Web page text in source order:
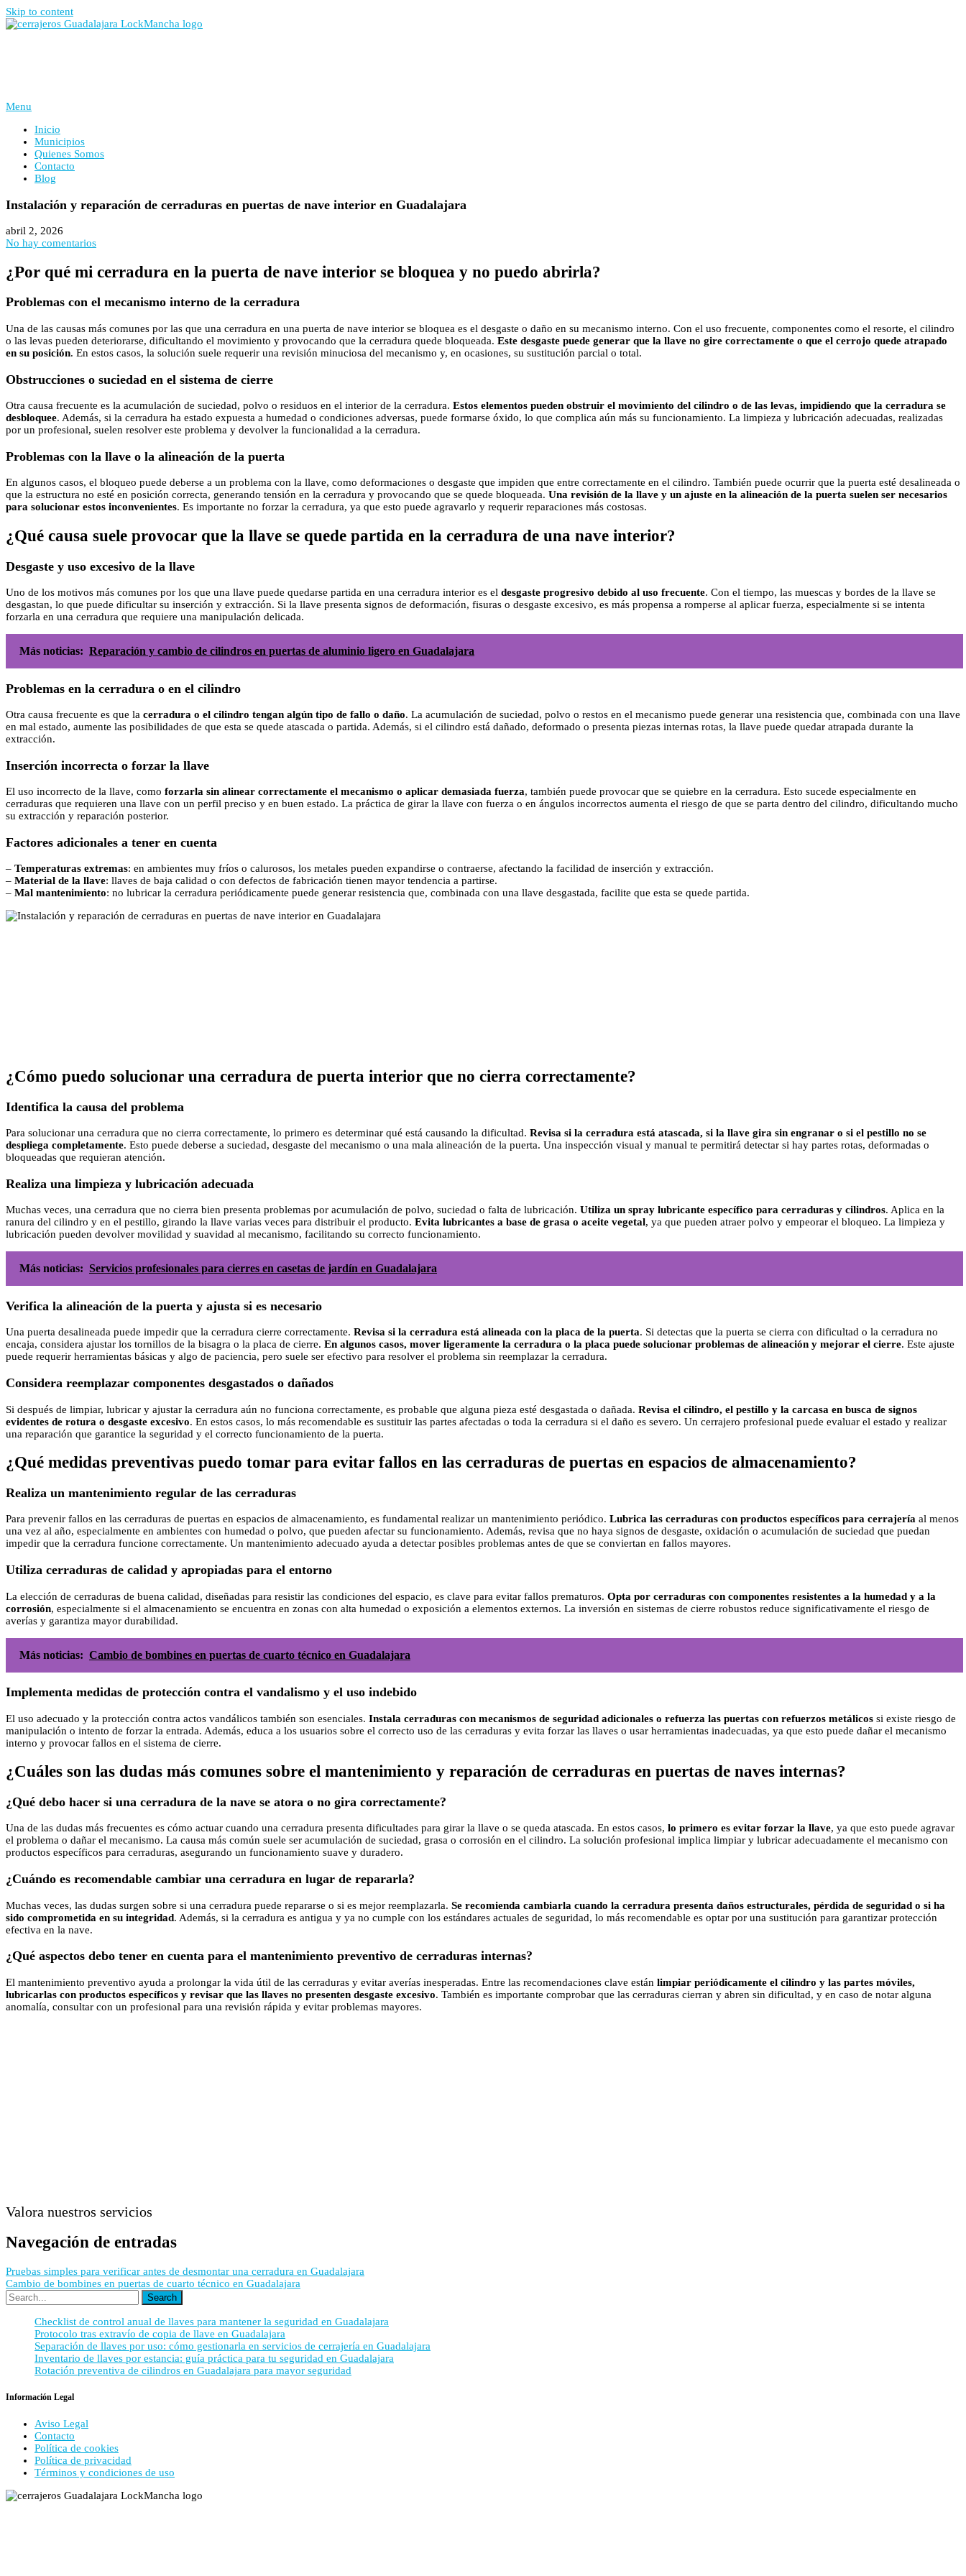
Skip to content
Menu
Inicio
Municipios
Quienes Somos
Contacto
Blog
Instalación y reparación de cerraduras en puertas de nave interior en Guadalajara
abril 2, 2026
No hay comentarios
¿Por qué mi cerradura en la puerta de nave interior se bloquea y no puedo abrirla?
Problemas con el mecanismo interno de la cerradura
Una de las causas más comunes por las que una cerradura en una puerta de nave interior se bloquea es el desgaste o daño en su mecanismo interno. Con el uso frecuente, componentes como el resorte, el cilindro
o las levas pueden deteriorarse, dificultando el movimiento y provocando que la cerradura quede bloqueada. Este desgaste puede generar que la llave no gire correctamente o que el cerrojo quede atrapado
en su posición. En estos casos, la solución suele requerir una revisión minuciosa del mecanismo y, en ocasiones, su sustitución parcial o total.
Obstrucciones o suciedad en el sistema de cierre
Otra causa frecuente es la acumulación de suciedad, polvo o residuos en el interior de la cerradura. Estos elementos pueden obstruir el movimiento del cilindro o de las levas, impidiendo que la cerradura se
desbloquee. Además, si la cerradura ha estado expuesta a humedad o condiciones adversas, puede formarse óxido, lo que complica aún más su funcionamiento. La limpieza y lubricación adecuadas, realizadas
por un profesional, suelen resolver este problema y devolver la funcionalidad a la cerradura.
Problemas con la llave o la alineación de la puerta
En algunos casos, el bloqueo puede deberse a un problema con la llave, como deformaciones o desgaste que impiden que entre correctamente en el cilindro. También puede ocurrir que la puerta esté desalineada o
que la estructura no esté en posición correcta, generando tensión en la cerradura y provocando que se quede bloqueada. Una revisión de la llave y un ajuste en la alineación de la puerta suelen ser necesarios
para solucionar estos inconvenientes. Es importante no forzar la cerradura, ya que esto puede agravarlo y requerir reparaciones más costosas.
¿Qué causa suele provocar que la llave se quede partida en la cerradura de una nave interior?
Desgaste y uso excesivo de la llave
Uno de los motivos más comunes por los que una llave puede quedarse partida en una cerradura interior es el desgaste progresivo debido al uso frecuente. Con el tiempo, las muescas y bordes de la llave se
desgastan, lo que puede dificultar su inserción y extracción. Si la llave presenta signos de deformación, fisuras o desgaste excesivo, es más propensa a romperse al aplicar fuerza, especialmente si se intenta
forzarla en una cerradura que requiere una manipulación delicada.
Más noticias: Reparación y cambio de cilindros en puertas de aluminio ligero en Guadalajara
Problemas en la cerradura o en el cilindro
Otra causa frecuente es que la cerradura o el cilindro tengan algún tipo de fallo o daño. La acumulación de suciedad, polvo o restos en el mecanismo puede generar una resistencia que, combinada con una llave
en mal estado, aumente las posibilidades de que esta se quede atascada o partida. Además, si el cilindro está dañado, deformado o presenta piezas internas rotas, la llave puede quedar atrapada durante la
extracción.
Inserción incorrecta o forzar la llave
El uso incorrecto de la llave, como forzarla sin alinear correctamente el mecanismo o aplicar demasiada fuerza, también puede provocar que se quiebre en la cerradura. Esto sucede especialmente en
cerraduras que requieren una llave con un perfil preciso y en buen estado. La práctica de girar la llave con fuerza o en ángulos incorrectos aumenta el riesgo de que se parta dentro del cilindro, dificultando mucho
su extracción y reparación posterior.
Factores adicionales a tener en cuenta
– Temperaturas extremas: en ambientes muy fríos o calurosos, los metales pueden expandirse o contraerse, afectando la facilidad de inserción y extracción.
– Material de la llave: llaves de baja calidad o con defectos de fabricación tienen mayor tendencia a partirse.
– Mal mantenimiento: no lubricar la cerradura periódicamente puede generar resistencia que, combinada con una llave desgastada, facilite que esta se quede partida.
¿Cómo puedo solucionar una cerradura de puerta interior que no cierra correctamente?
Identifica la causa del problema
Para solucionar una cerradura que no cierra correctamente, lo primero es determinar qué está causando la dificultad. Revisa si la cerradura está atascada, si la llave gira sin engranar o si el pestillo no se
despliega completamente. Esto puede deberse a suciedad, desgaste del mecanismo o una mala alineación de la puerta. Una inspección visual y manual te permitirá detectar si hay partes rotas, deformadas o
bloqueadas que requieran atención.
Realiza una limpieza y lubricación adecuada
Muchas veces, una cerradura que no cierra bien presenta problemas por acumulación de polvo, suciedad o falta de lubricación. Utiliza un spray lubricante específico para cerraduras y cilindros. Aplica en la
ranura del cilindro y en el pestillo, girando la llave varias veces para distribuir el producto. Evita lubricantes a base de grasa o aceite vegetal, ya que pueden atraer polvo y empeorar el bloqueo. La limpieza y
lubricación pueden devolver movilidad y suavidad al mecanismo, facilitando su correcto funcionamiento.
Más noticias: Servicios profesionales para cierres en casetas de jardín en Guadalajara
Verifica la alineación de la puerta y ajusta si es necesario
Una puerta desalineada puede impedir que la cerradura cierre correctamente. Revisa si la cerradura está alineada con la placa de la puerta. Si detectas que la puerta se cierra con dificultad o la cerradura no
encaja, considera ajustar los tornillos de la bisagra o la placa de cierre. En algunos casos, mover ligeramente la cerradura o la placa puede solucionar problemas de alineación y mejorar el cierre. Este ajuste
puede requerir herramientas básicas y algo de paciencia, pero suele ser efectivo para resolver el problema sin reemplazar la cerradura.
Considera reemplazar componentes desgastados o dañados
Si después de limpiar, lubricar y ajustar la cerradura aún no funciona correctamente, es probable que alguna pieza esté desgastada o dañada. Revisa el cilindro, el pestillo y la carcasa en busca de signos
evidentes de rotura o desgaste excesivo. En estos casos, lo más recomendable es sustituir las partes afectadas o toda la cerradura si el daño es severo. Un cerrajero profesional puede evaluar el estado y realizar
una reparación que garantice la seguridad y el correcto funcionamiento de la puerta.
¿Qué medidas preventivas puedo tomar para evitar fallos en las cerraduras de puertas en espacios de almacenamiento?
Realiza un mantenimiento regular de las cerraduras
Para prevenir fallos en las cerraduras de puertas en espacios de almacenamiento, es fundamental realizar un mantenimiento periódico. Lubrica las cerraduras con productos específicos para cerrajería al menos
una vez al año, especialmente en ambientes con humedad o polvo, que pueden afectar su funcionamiento. Además, revisa que no haya signos de desgaste, oxidación o acumulación de suciedad que puedan
impedir que la cerradura funcione correctamente. Un mantenimiento adecuado ayuda a detectar posibles problemas antes de que se conviertan en fallos mayores.
Utiliza cerraduras de calidad y apropiadas para el entorno
La elección de cerraduras de buena calidad, diseñadas para resistir las condiciones del espacio, es clave para evitar fallos prematuros. Opta por cerraduras con componentes resistentes a la humedad y a la
corrosión, especialmente si el almacenamiento se encuentra en zonas con alta humedad o exposición a elementos externos. La inversión en sistemas de cierre robustos reduce significativamente el riesgo de
averías y garantiza mayor durabilidad.
Más noticias: Cambio de bombines en puertas de cuarto técnico en Guadalajara
Implementa medidas de protección contra el vandalismo y el uso indebido
El uso adecuado y la protección contra actos vandálicos también son esenciales. Instala cerraduras con mecanismos de seguridad adicionales o refuerza las puertas con refuerzos metálicos si existe riesgo de
manipulación o intento de forzar la entrada. Además, educa a los usuarios sobre el correcto uso de las cerraduras y evita forzar las llaves o usar herramientas inadecuadas, ya que esto puede dañar el mecanismo
interno y provocar fallos en el sistema de cierre.
¿Cuáles son las dudas más comunes sobre el mantenimiento y reparación de cerraduras en puertas de naves internas?
¿Qué debo hacer si una cerradura de la nave se atora o no gira correctamente?
Una de las dudas más frecuentes es cómo actuar cuando una cerradura presenta dificultades para girar la llave o se queda atascada. En estos casos, lo primero es evitar forzar la llave, ya que esto puede agravar
el problema o dañar el mecanismo. La causa más común suele ser acumulación de suciedad, grasa o corrosión en el cilindro. La solución profesional implica limpiar y lubricar adecuadamente el mecanismo con
productos específicos para cerraduras, asegurando un funcionamiento suave y duradero.
¿Cuándo es recomendable cambiar una cerradura en lugar de repararla?
Muchas veces, las dudas surgen sobre si una cerradura puede repararse o si es mejor reemplazarla. Se recomienda cambiarla cuando la cerradura presenta daños estructurales, pérdida de seguridad o si ha
sido comprometida en su integridad. Además, si la cerradura es antigua y ya no cumple con los estándares actuales de seguridad, lo más recomendable es optar por una sustitución para garantizar protección
efectiva en la nave.
¿Qué aspectos debo tener en cuenta para el mantenimiento preventivo de cerraduras internas?
El mantenimiento preventivo ayuda a prolongar la vida útil de las cerraduras y evitar averías inesperadas. Entre las recomendaciones clave están limpiar periódicamente el cilindro y las partes móviles,
lubricarlas con productos específicos y revisar que las llaves no presenten desgaste excesivo. También es importante comprobar que las cerraduras cierran y abren sin dificultad, y en caso de notar alguna
anomalía, consultar con un profesional para una revisión rápida y evitar problemas mayores.
Valora nuestros servicios
Navegación de entradas
Pruebas simples para verificar antes de desmontar una cerradura en Guadalajara
Cambio de bombines en puertas de cuarto técnico en Guadalajara
Checklist de control anual de llaves para mantener la seguridad en Guadalajara
Protocolo tras extravío de copia de llave en Guadalajara
Separación de llaves por uso: cómo gestionarla en servicios de cerrajería en Guadalajara
Inventario de llaves por estancia: guía práctica para tu seguridad en Guadalajara
Rotación preventiva de cilindros en Guadalajara para mayor seguridad
Información Legal
Aviso Legal
Contacto
Política de cookies
Política de privacidad
Términos y condiciones de uso